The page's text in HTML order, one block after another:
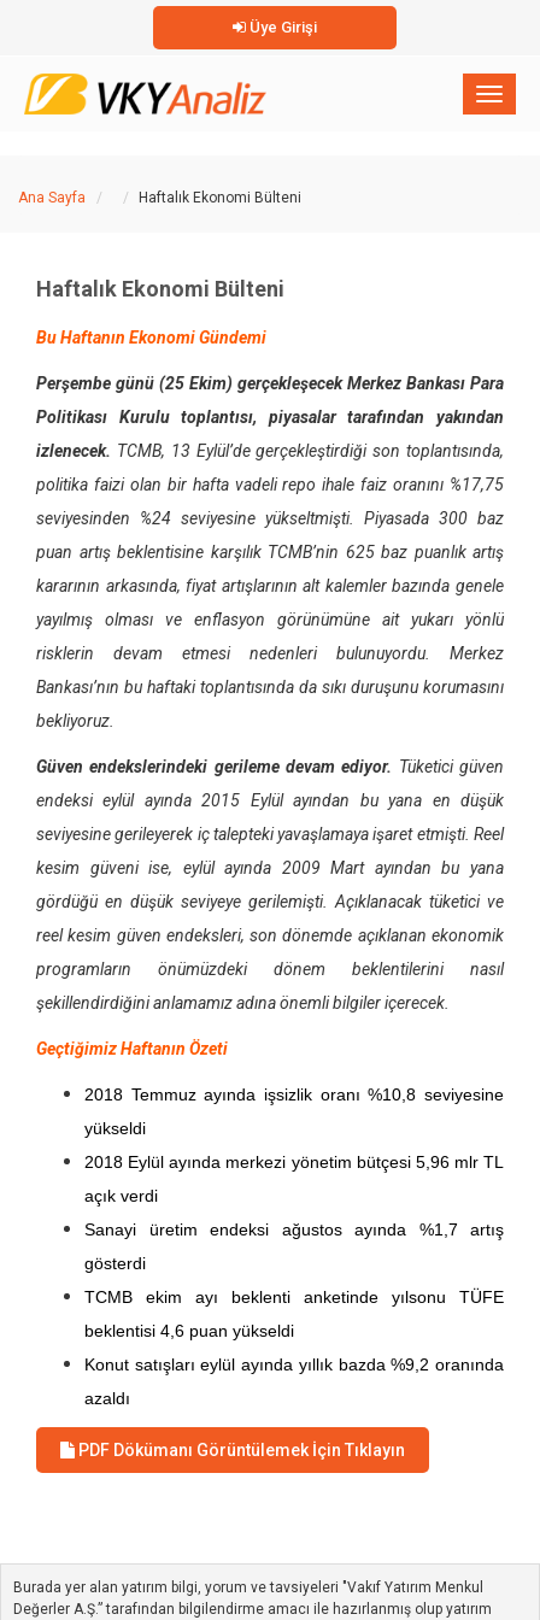
Üye Girişi
×
Ana Sayfa Haftalık Ekonomi Bülteni
Haftalık Ekonomi Bülteni
Bu Haftanın Ekonomi Gündemi
Perşembe günü (25 Ekim) gerçekleşecek Merkez Bankası Para
Politikası Kurulu toplantısı, piyasalar tarafından yakından
izlenecek. TCMB, 13 Eylül’de gerçekleştirdiği son toplantısında,
politika faizi olan bir hafta vadeli repo ihale faiz oranını %17,75
seviyesinden %24 seviyesine yükseltmişti. Piyasada 300 baz
puan artış beklentisine karşılık TCMB’nin 625 baz puanlık artış
kararının arkasında, fiyat artışlarının alt kalemler bazında genele
yayılmış olması ve enflasyon görünümüne ait yukarı yönlü
risklerin devam etmesi nedenleri bulunuyordu. Merkez
Bankası’nın bu haftaki toplantısında da sıkı duruşunu korumasını
bekliyoruz.
Güven endekslerindeki gerileme devam ediyor. Tüketici güven
endeksi eylül ayında 2015 Eylül ayından bu yana en düşük
seviyesine gerileyerek iç talepteki yavaşlamaya işaret etmişti. Reel
kesim güveni ise, eylül ayında 2009 Mart ayından bu yana
gördüğü en düşük seviyeye gerilemişti. Açıklanacak tüketici ve
reel kesim güven endeksleri, son dönemde açıklanan ekonomik
programların önümüzdeki dönem beklentilerini nasıl
şekillendirdiğini anlamamız adına önemli bilgiler içerecek.
Geçtiğimiz Haftanın Özeti
2018 Temmuz ayında işsizlik oranı %10,8 seviyesine
yükseldi
2018 Eylül ayında merkezi yönetim bütçesi 5,96 mlr TL
açık verdi
Sanayi üretim endeksi ağustos ayında %1,7 artış
gösterdi
TCMB ekim ayı beklenti anketinde yılsonu TÜFE
beklentisi 4,6 puan yükseldi
Konut satışları eylül ayında yıllık bazda %9,2 oranında
azaldı
PDF Dökümanı Görüntülemek İçin Tıklayın
Burada yer alan yatırım bilgi, yorum ve tavsiyeleri "Vakıf Yatırım Menkul
Değerler A.Ş.” tarafından bilgilendirme amacı ile hazırlanmış olup yatırım